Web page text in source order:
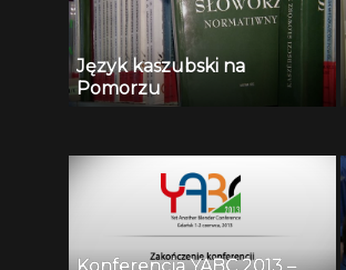
Język kaszubski na
Pomorzu
Konferencja YABC 2013 –